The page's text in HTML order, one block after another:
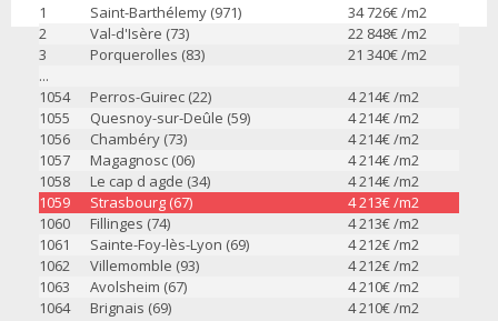
1 Saint-Barthélemy (971) 34 726€ /m2
2
Val-d'Isère (73) 22 848€ /m2
3
Porquerolles (83) 21 340€ /m2
...
1054
Perros-Guirec (22) 4 214€ /m2
1055
Quesnoy-sur-Deûle (59) 4 214€ /m2
1056
Chambéry (73) 4 214€ /m2
1057
Magagnosc (06) 4 214€ /m2
1058
Le cap d agde (34) 4 214€ /m2
1059
Strasbourg (67) 4 213€ /m2
1060
Fillinges (74) 4 213€ /m2
1061
Sainte-Foy-lès-Lyon (69) 4 212€ /m2
1062
Villemomble (93) 4 212€ /m2
1063
Avolsheim (67) 4 210€ /m2
1064
Brignais (69) 4 210€ /m2